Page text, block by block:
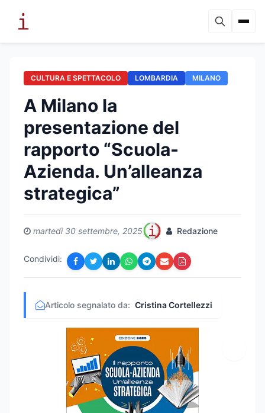
CULTURA E SPETTACOLO LOMBARDIA MILANO
A Milano la
presentazione del
rapporto “Scuola-
Azienda. Un’alleanza
strategica”
martedì 30 settembre, 2025 Redazione
Condividi:
Articolo segnalato da: Cristina Cortellezzi